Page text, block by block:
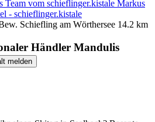
Schiefling am Wörthersee 14.2 km
Händler Mandulis
melden